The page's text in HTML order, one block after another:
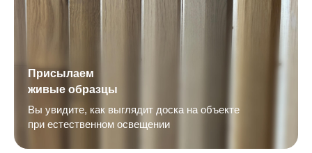
Присылаем
живые образцы
Вы увидите, как выглядит доска на объекте
при естественном освещении